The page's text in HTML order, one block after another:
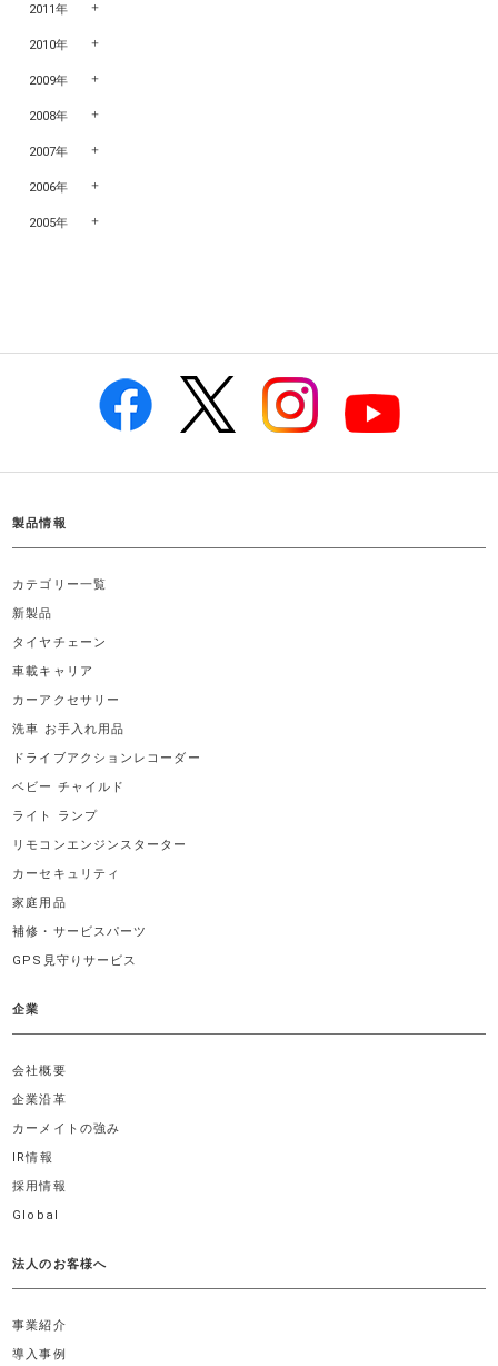
2011年
2010年
2009年
2008年
2007年
2006年
2005年
製品情報
カテゴリー一覧
新製品
タイヤチェーン
車載キャリア
カーアクセサリー
洗車 お手入れ用品
ドライブアクションレコーダー
ベビー チャイルド
ライト ランプ
リモコンエンジンスターター
カーセキュリティ
家庭用品
補修・サービスパーツ
GPS見守りサービス
企業
会社概要
企業沿革
カーメイトの強み
IR情報
採用情報
Global
法人のお客様へ
事業紹介
導入事例